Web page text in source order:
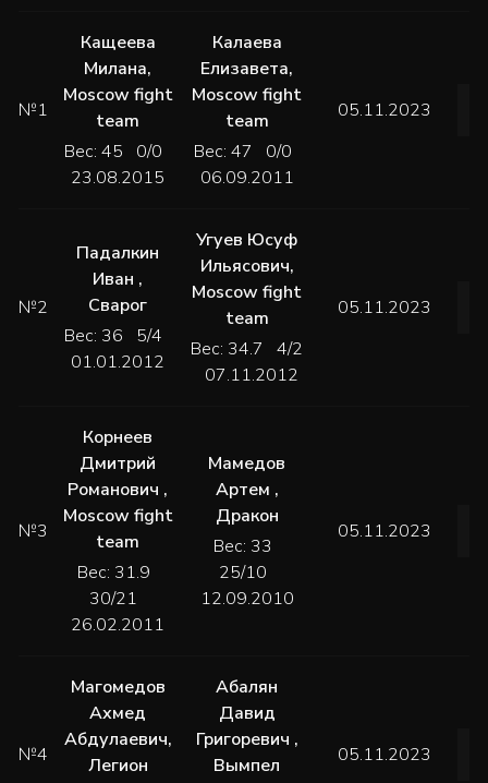
№1
Кащеева
Милана,
Moscow fight
team
Вес: 45 0/0
23.08.2015
Калаева
Елизавета,
Moscow fight
team
Вес: 47 0/0
06.09.2011
05.11.2023
№2
Падалкин
Иван ,
Сварог
Вес: 36 5/4
01.01.2012
Угуев Юсуф
Ильясович,
Moscow fight
team
Вес: 34.7 4/2
07.11.2012
05.11.2023
№3
Корнеев
Дмитрий
Романович ,
Moscow fight
team
Вес: 31.9
30/21
26.02.2011
Мамедов
Артем ,
Дракон
Вес: 33
25/10
12.09.2010
05.11.2023
№4
Магомедов
Ахмед
Абдулаевич,
Легион
Абалян
Давид
Григоревич ,
Вымпел
05.11.2023